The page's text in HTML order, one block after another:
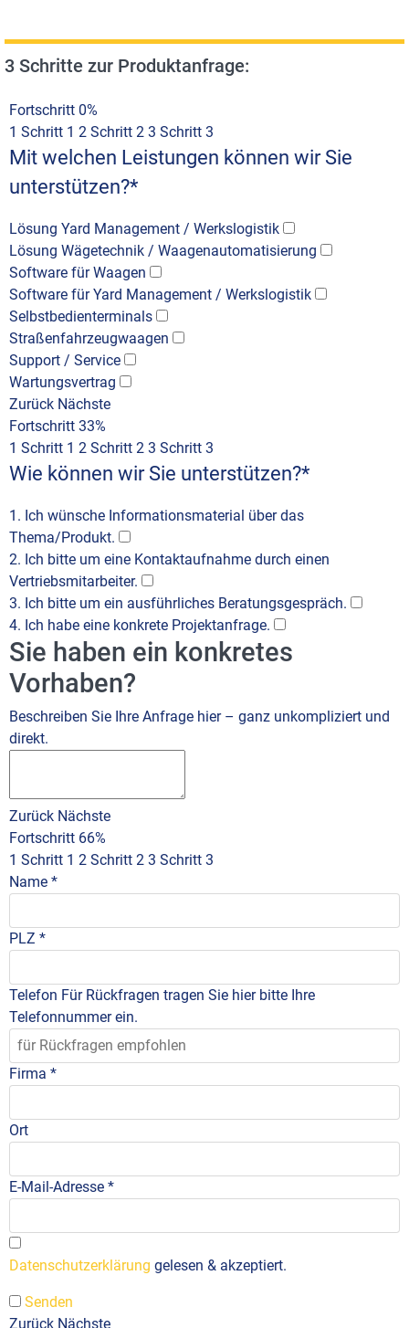
3 Schritte zur Produktanfrage:
Fortschritt 0%
1 Schritt 1 2 Schritt 2 3 Schritt 3
Mit welchen Leistungen können wir Sie
unterstützen?*
Lösung Yard Management / Werkslogistik
Lösung Wägetechnik / Waagenautomatisierung
Software für Waagen
Software für Yard Management / Werkslogistik
Selbstbedienterminals
Straßenfahrzeugwaagen
Support / Service
Wartungsvertrag
Zurück Nächste
Fortschritt 33%
1 Schritt 1 2 Schritt 2 3 Schritt 3
Wie können wir Sie unterstützen?*
1. Ich wünsche Informationsmaterial über das
Thema/Produkt.
2. Ich bitte um eine Kontaktaufnahme durch einen
Vertriebsmitarbeiter.
3. Ich bitte um ein ausführliches Beratungsgespräch.
4. Ich habe eine konkrete Projektanfrage.
Sie haben ein konkretes
Vorhaben?
Beschreiben Sie Ihre Anfrage hier – ganz unkompliziert und
direkt.
Zurück Nächste
Fortschritt 66%
1 Schritt 1 2 Schritt 2 3 Schritt 3
Name *
PLZ *
Telefon Für Rückfragen tragen Sie hier bitte Ihre
Telefonnummer ein.
Firma *
Ort
E-Mail-Adresse *
Datenschutzerklärung gelesen & akzeptiert.
Senden
Zurück Nächste